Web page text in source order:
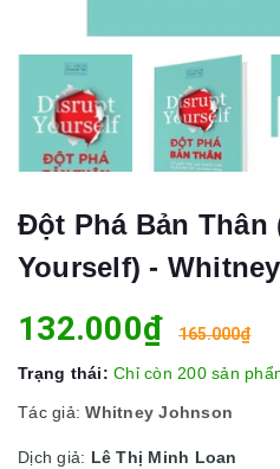
Đột Phá Bản Thân
Yourself) -
132.000₫ 165.000₫
Trạng thái: Chỉ còn 200 sản
Tác giả: Whitney Johnson
Dịch giả: Lê Thị Minh Loan